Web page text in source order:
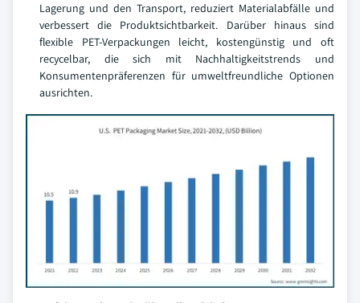
Lagerung und den Transport, reduziert Materialabfälle und
verbessert die Produktsichtbarkeit. Darüber hinaus sind
flexible PET-Verpackungen leicht, kostengünstig und oft
recycelbar, die sich mit Nachhaltigkeitstrends und
Konsumentenpräferenzen für umweltfreundliche Optionen
ausrichten.